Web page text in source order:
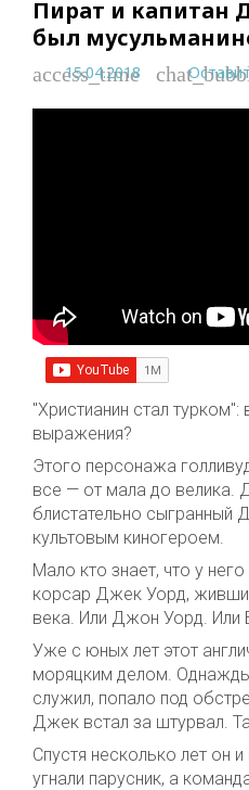
Пират и капитан
был
access_time
15.04.2018
"Христианин стал турком":
выражения?
Этого персонажа
все — от мала до велика.
блистательно
культовым киногероем.
Мало кто знает, что у
корсар Джек Уорд,
века. Или Джон Уорд. Или
Уже с юных лет этот
моряцким делом.
служил, попало под
Джек встал за штурвал.
Спустя несколько лет он
угнали парусник, а